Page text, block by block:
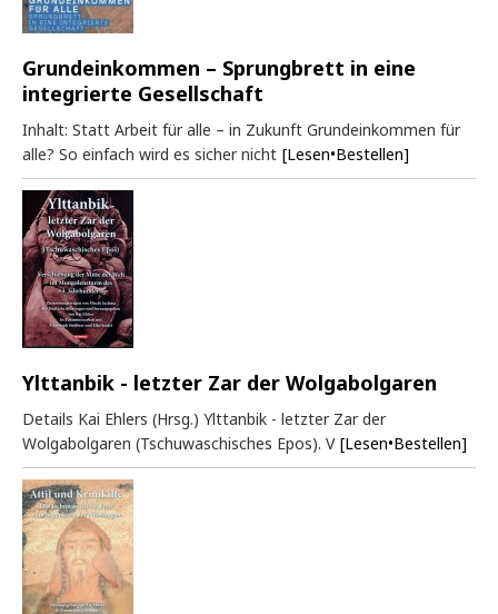
Grundeinkommen – Sprungbrett in eine
integrierte Gesellschaft
Inhalt: Statt Arbeit für alle – in Zukunft Grundeinkommen für
alle? So einfach wird es sicher nicht [Lesen•Bestellen]
Ylttanbik - letzter Zar der Wolgabolgaren
Details Kai Ehlers (Hrsg.) Ylttanbik - letzter Zar der
Wolgabolgaren (Tschuwaschisches Epos). V [Lesen•Bestellen]